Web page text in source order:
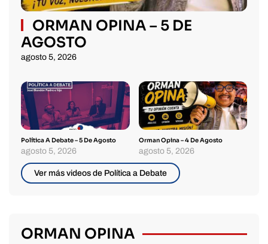
ORMAN OPINA – 5 DE
AGOSTO
agosto 5, 2026
Política A Debate – 5 De Agosto
agosto 5, 2026
Orman Opina – 4 De Agosto
agosto 5, 2026
Ver más videos de Política a Debate
ORMAN OPINA